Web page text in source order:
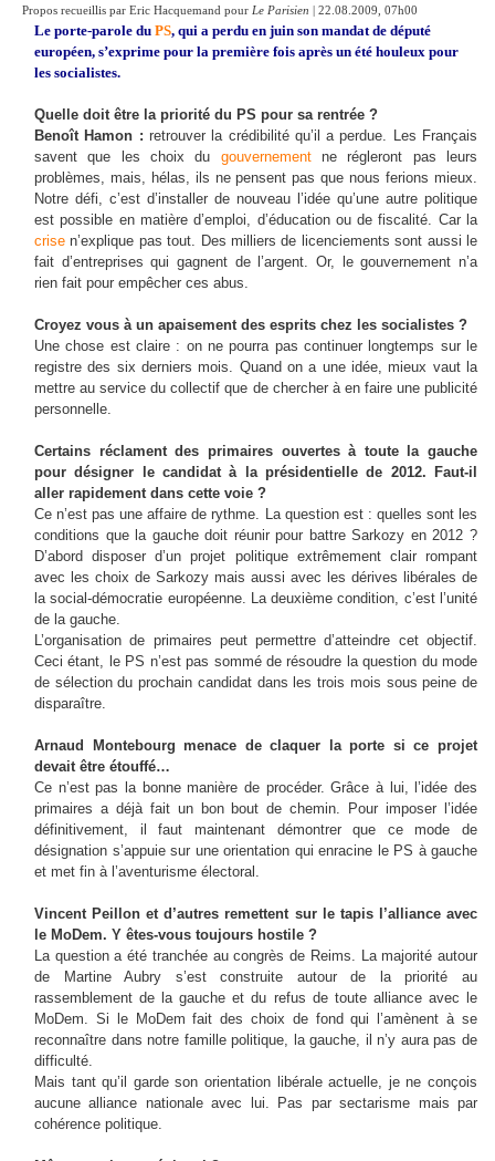
Propos recueillis par Eric Hacquemand pour Le Parisien | 22.08.2009, 07h00
Le porte-parole du PS, qui a perdu en juin son mandat de député
européen, s’exprime pour la première fois après un été houleux pour
les socialistes.
Quelle doit être la priorité du PS pour sa rentrée ?
Benoît Hamon : retrouver la crédibilité qu’il a perdue. Les Français
savent que les choix du gouvernementne régleront pas leurs
problèmes, mais, hélas, ils ne pensent pas que nous ferions mieux.
Notre défi, c’est d’installer de nouveau l’idée qu’une autre politique
est possible en matière d’emploi, d’éducation ou de fiscalité. Car la
crise n’explique pas tout. Des milliers de licenciements sont aussi le
fait d’entreprises qui gagnent de l’argent. Or, le gouvernement n’a
rien fait pour empêcher ces abus.
Croyez vous à un apaisement des esprits chez les socialistes ?
Une chose est claire : on ne pourra pas continuer longtemps sur le
registre des six derniers mois. Quand on a une idée, mieux vaut la
mettre au service du collectif que de chercher à en faire une publicité
personnelle.
Certains réclament des primaires ouvertes à toute la gauche
pour désigner le candidat à la présidentielle de 2012. Faut-il
aller rapidement dans cette voie ?
Ce n’est pas une affaire de rythme. La question est : quelles sont les
conditions que la gauche doit réunir pour battre Sarkozy en 2012 ?
D’abord disposer d’un projet politique extrêmement clair rompant
avec les choix de Sarkozy mais aussi avec les dérives libérales de
la social-démocratie européenne. La deuxième condition, c’est l’unité
de la gauche.
L’organisation de primaires peut permettre d’atteindre cet objectif.
Ceci étant, le PS n’est pas sommé de résoudre la question du mode
de sélection du prochain candidat dans les trois mois sous peine de
disparaître.
Arnaud Montebourg menace de claquer la porte si ce projet
devait être étouffé…
Ce n’est pas la bonne manière de procéder. Grâce à lui, l’idée des
primaires a déjà fait un bon bout de chemin. Pour imposer l’idée
définitivement, il faut maintenant démontrer que ce mode de
désignation s’appuie sur une orientation qui enracine le PS à gauche
et met fin à l’aventurisme électoral.
Vincent Peillon et d’autres remettent sur le tapis l’alliance avec
le MoDem. Y êtes-vous toujours hostile ?
La question a été tranchée au congrès de Reims. La majorité autour
de Martine Aubry s’est construite autour de la priorité au
rassemblement de la gauche et du refus de toute alliance avec le
MoDem. Si le MoDem fait des choix de fond qui l’amènent à se
reconnaître dans notre famille politique, la gauche, il n’y aura pas de
difficulté.
Mais tant qu’il garde son orientation libérale actuelle, je ne conçois
aucune alliance nationale avec lui. Pas par sectarisme mais par
cohérence politique.